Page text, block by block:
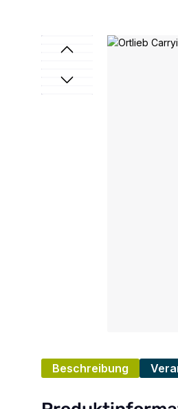
Bildergalerie überspringen
Beschreibung